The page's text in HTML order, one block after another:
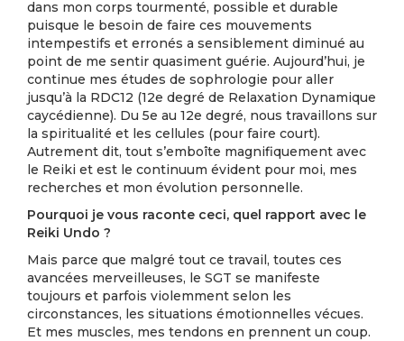
dans mon corps tourmenté, possible et durable
puisque le besoin de faire ces mouvements
intempestifs et erronés a sensiblement diminué au
point de me sentir quasiment guérie. Aujourd’hui, je
continue mes études de sophrologie pour aller
jusqu’à la RDC12 (12e degré de Relaxation Dynamique
caycédienne). Du 5e au 12e degré, nous travaillons sur
la spiritualité et les cellules (pour faire court).
Autrement dit, tout s’emboîte magnifiquement avec
le Reiki et est le continuum évident pour moi, mes
recherches et mon évolution personnelle.
Pourquoi je vous raconte ceci, quel rapport avec le
Reiki Undo ?
Mais parce que malgré tout ce travail, toutes ces
avancées merveilleuses, le SGT se manifeste
toujours et parfois violemment selon les
circonstances, les situations émotionnelles vécues.
Et mes muscles, mes tendons en prennent un coup.